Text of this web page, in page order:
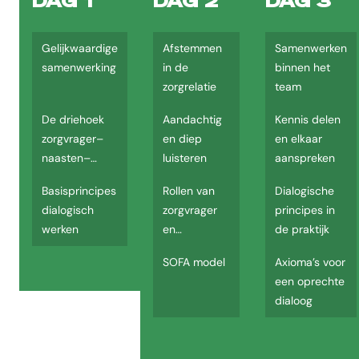
Gelijkwaardige
samenwerking
De driehoek
zorgvrager–
naasten–
Basisprincipes
dialogisch
werken
Afstemmen
in de
zorgrelatie
Aandachtig
en diep
luisteren
Rollen van
zorgvrager
en
SOFA model
Samenwerken
binnen het
team
Kennis delen
en elkaar
aanspreken
Dialogische
principes in
de praktijk
Axioma’s voor
een oprechte
dialoog